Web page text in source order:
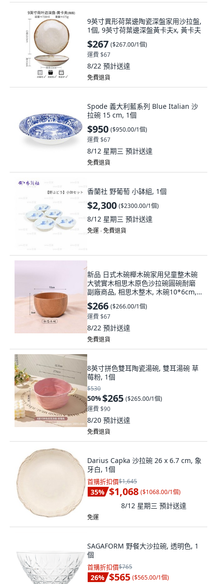
9英寸異形荷葉邊陶瓷深盤家用沙拉盤,
1個, 9英寸荷葉邊深盤黃卡夫x, 黃卡夫
$267 ($267.00/1個)
運費 $67
8/22 預計送達
免費退貨
Spode 義大利藍系列 Blue Italian 沙
拉碗 15 cm, 1個
$950 ($950.00/1個)
運費 $67
8/12 星期三 預計送達
免費退貨
香蘭社 野葡萄 小缽組, 1個
$2,300 ($2300.00/1個)
8/12 星期三 預計送達
免運 ∙ 免費退貨
新品 日式木碗櫸木碗家用兒童整木碗
大號實木相思木原色沙拉碗圓碗耐磨
副廠商品, 相思木整木, 木碗10*6cm, 1
個
$266 ($266.00/1個)
運費 $67
8/22 預計送達
免費退貨
8英寸拼色雙耳陶瓷湯碗, 雙耳湯碗 草
莓粉, 1個
$530
50%$265 ($265.00/1個)
運費 $90
8/20 預計送達
免費退貨
Darius Capka 沙拉碗 26 x 6.7 cm, 象
牙白, 1個
首購折扣價$1,645
35% $1,068 ($1068.00/1個)
8/12 星期三 預計送達
免運
SAGAFORM 野餐大沙拉碗, 透明色, 1
個
首購折扣價$765
26% $565 ($565.00/1個)